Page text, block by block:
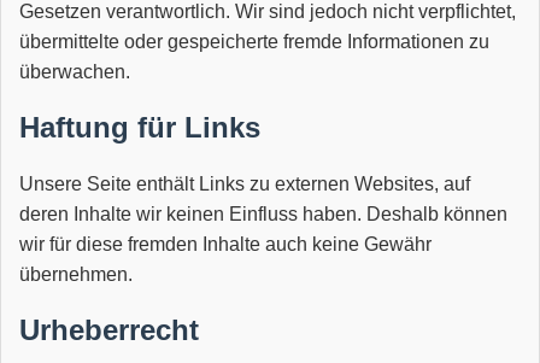
Gesetzen verantwortlich. Wir sind jedoch nicht verpflichtet,
übermittelte oder gespeicherte fremde Informationen zu
überwachen.
Haftung für Links
Unsere Seite enthält Links zu externen Websites, auf
deren Inhalte wir keinen Einfluss haben. Deshalb können
wir für diese fremden Inhalte auch keine Gewähr
übernehmen.
Urheberrecht